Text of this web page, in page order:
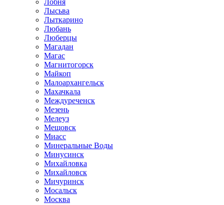
Лобня
Лысьва
Лыткарино
Любань
Люберцы
Магадан
Магас
Магнитогорск
Майкоп
Малоархангельск
Махачкала
Междуреченск
Мезень
Мелеуз
Мещовск
Миасс
Минеральные Воды
Минусинск
Михайловка
Михайловск
Мичуринск
Мосальск
Москва